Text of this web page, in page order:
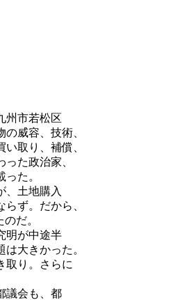
州市若松区
威容、技術、
取り、補償、
た政治家、
た。
、土地購入
ず。だから、
だ。
明が中途半
大きかった。
取り。さらに
議会も、都